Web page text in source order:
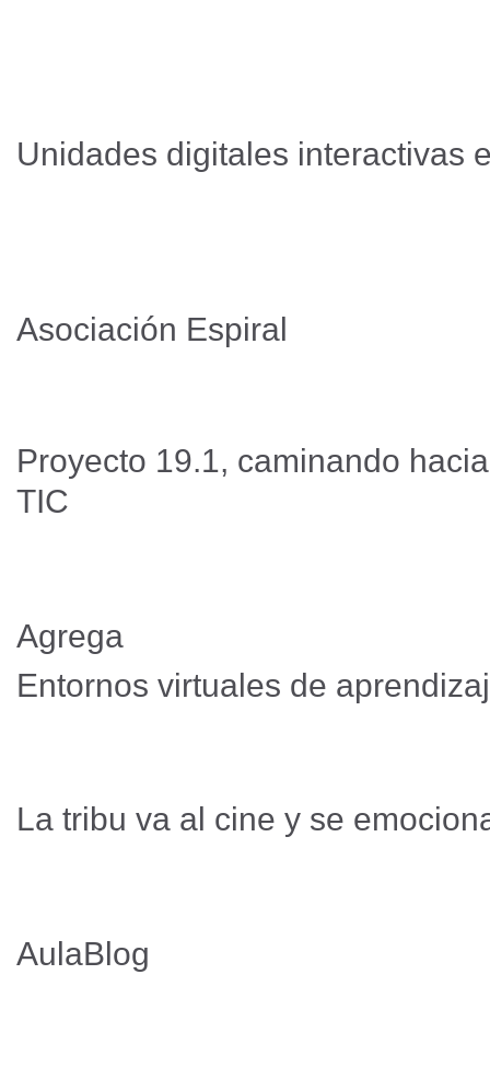
Unidades digitales
Asociación Espiral
Proyecto 19.1, caminando
TIC
Agrega
Entornos virtuales de
La tribu va al cine y se
AulaBlog